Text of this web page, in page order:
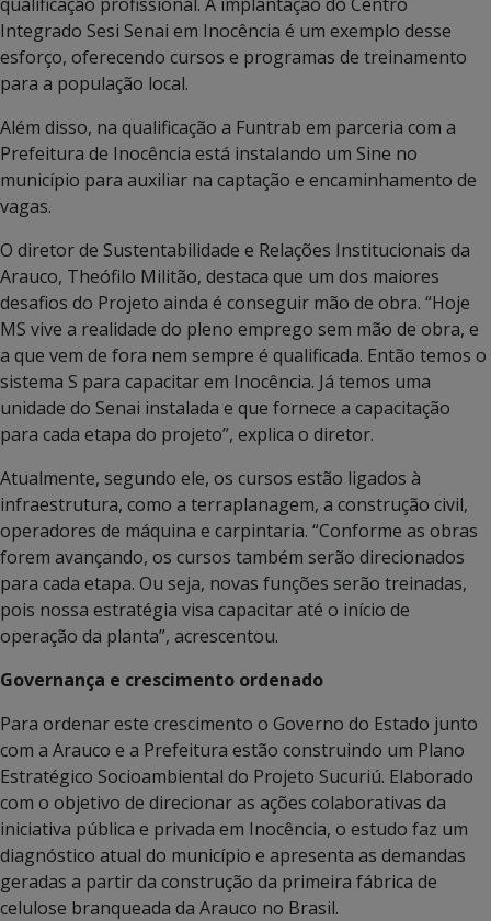
Integrado Sesi Senai em Inocência é um exemplo desse
esforço, oferecendo cursos e programas de treinamento
para a população local.
Além disso, na qualificação a Funtrab em parceria com a
Prefeitura de Inocência está instalando um Sine no
município para auxiliar na captação e encaminhamento de
vagas.
O diretor de Sustentabilidade e Relações Institucionais da
Arauco, Theófilo Militão, destaca que um dos maiores
desafios do Projeto ainda é conseguir mão de obra. “Hoje
MS vive a realidade do pleno emprego sem mão de obra, e
a que vem de fora nem sempre é qualificada. Então temos o
sistema S para capacitar em Inocência. Já temos uma
unidade do Senai instalada e que fornece a capacitação
para cada etapa do projeto”, explica o diretor.
Atualmente, segundo ele, os cursos estão ligados à
infraestrutura, como a terraplanagem, a construção civil,
operadores de máquina e carpintaria. “Conforme as obras
forem avançando, os cursos também serão direcionados
para cada etapa. Ou seja, novas funções serão treinadas,
pois nossa estratégia visa capacitar até o início de
operação da planta”, acrescentou.
Governança e crescimento ordenado
Para ordenar este crescimento o Governo do Estado junto
com a Arauco e a Prefeitura estão construindo um Plano
Estratégico Socioambiental do Projeto Sucuriú. Elaborado
com o objetivo de direcionar as ações colaborativas da
iniciativa pública e privada em Inocência, o estudo faz um
diagnóstico atual do município e apresenta as demandas
geradas a partir da construção da primeira fábrica de
celulose branqueada da Arauco no Brasil.